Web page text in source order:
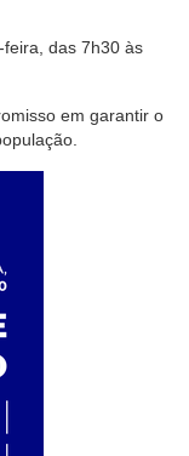
das 7h30 às
em garantir o